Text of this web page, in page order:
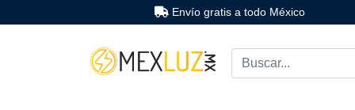
Envío gratis a todo México